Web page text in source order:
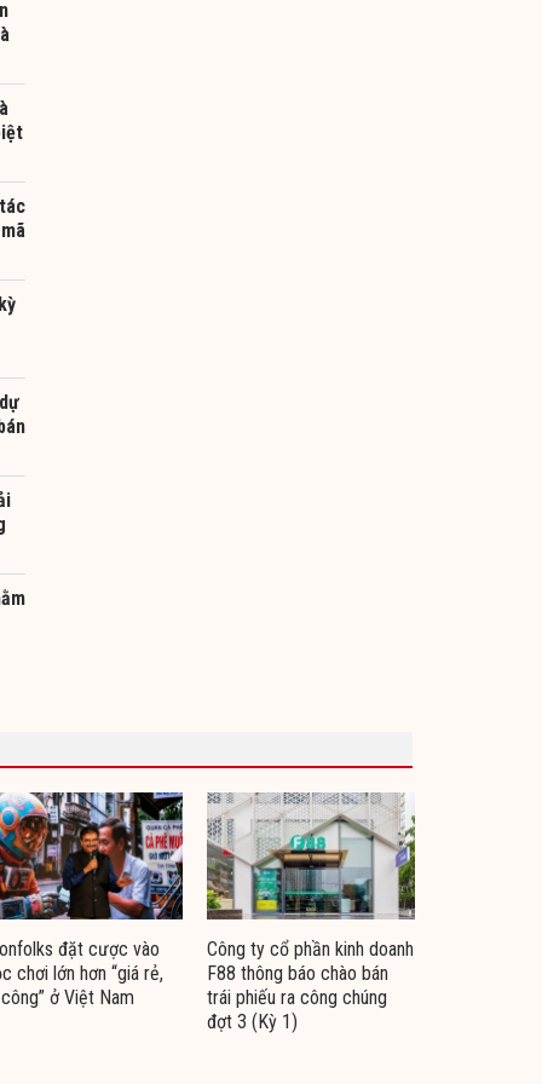
đặt cược vào
chơi lớn hơn “giá rẻ,
ở Việt Nam
Công ty cổ phần kinh doanh
F88 thông báo chào bán
trái phiếu ra công chúng
đợt 3 (Kỳ 1)